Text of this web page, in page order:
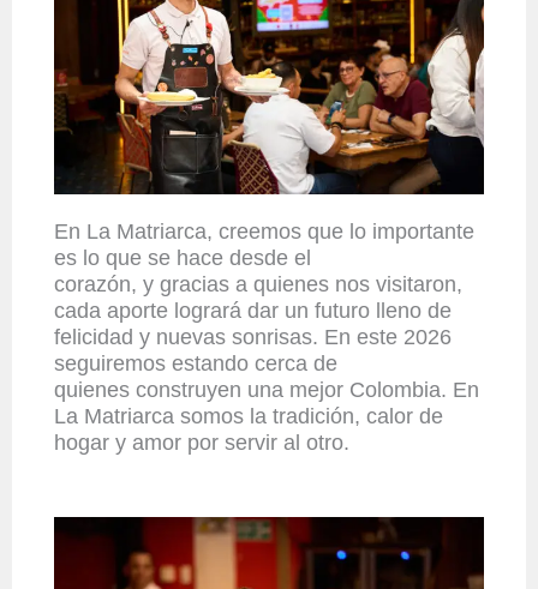
En La Matriarca, creemos que lo importante
es lo que se hace desde el
corazón, y gracias a quienes nos visitaron,
cada aporte logrará dar un futuro lleno de
felicidad y nuevas sonrisas. En este 2026
seguiremos estando cerca de
quienes construyen una mejor Colombia. En
La Matriarca somos la tradición, calor de
hogar y amor por servir al otro.